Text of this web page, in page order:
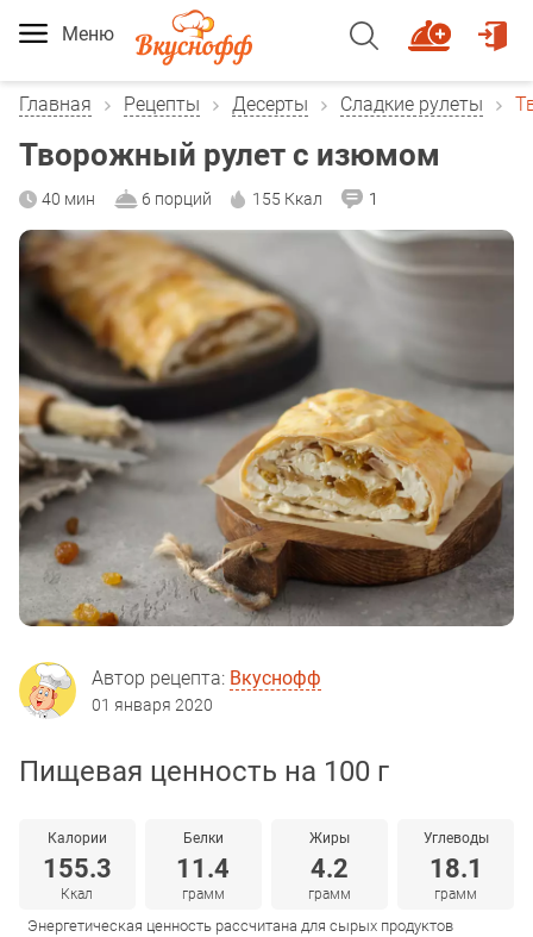
Меню
Главная Рецепты Десерты Сладкие рулеты
Творожный рулет с изюмом
40 мин 6 порций 155 Ккал 1
Автор рецепта: Вкуснофф
01 января 2020
Пищевая ценность на 100 г
Калории
155.3
Ккал
Белки
11.4
грамм
Жиры
4.2
грамм
Углеводы
18.1
грамм
Энергетическая ценность рассчитана для сырых продуктов